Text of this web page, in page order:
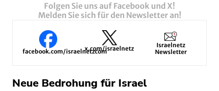
Folgen Sie uns auf Facebook und X!
Melden Sie sich für den Newsletter an!
facebook.com/israelnetzcomx.com/israelnetz
Israelnetz
Newsletter
Neue Bedrohung für Israel